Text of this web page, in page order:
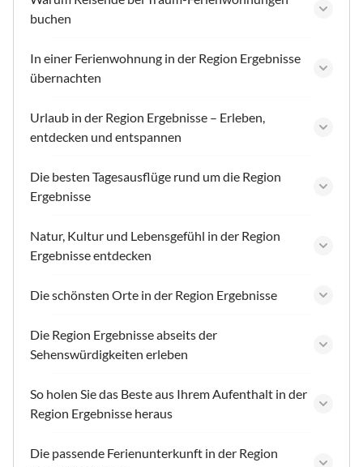
buchen
In einer Ferienwohnung in der Region Ergebnisse
übernachten
Urlaub in der Region Ergebnisse – Erleben,
entdecken und entspannen
Die besten Tagesausflüge rund um die Region
Ergebnisse
Natur, Kultur und Lebensgefühl in der Region
Ergebnisse entdecken
Die schönsten Orte in der Region Ergebnisse
Die Region Ergebnisse abseits der
Sehenswürdigkeiten erleben
So holen Sie das Beste aus Ihrem Aufenthalt in der
Region Ergebnisse heraus
Die passende Ferienunterkunft in der Region